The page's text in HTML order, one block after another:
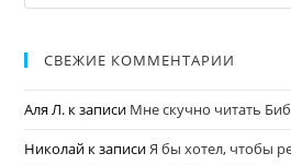
СВЕЖИЕ КОММЕНТАРИИ
Аля Л. к записи Мне скучно читать
Николай к записиЯ бы хотел, чтобы